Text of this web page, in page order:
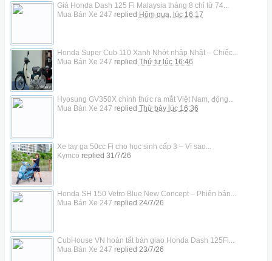
Giá Honda Dash 125 Fi Malaysia tháng 8 chỉ từ 74...
Mua Bán Xe 247 replied Hôm qua, lúc 16:17
Honda Super Cub 110 Xanh Nhớt nhập Nhật – Chiếc...
Mua Bán Xe 247 replied Thứ tư lúc 16:46
Hyosung GV350X chính thức ra mắt Việt Nam, động...
Mua Bán Xe 247 replied Thứ bảy lúc 16:36
Xe tay ga 50cc Fi cho học sinh cấp 3 – Vì sao...
Kymco replied 31/7/26
Honda SH 150 Vetro Blue New Concept – Phiên bản...
Mua Bán Xe 247 replied 24/7/26
CubHouse VN hoàn tất bàn giao Honda Dash 125Fi...
Mua Bán Xe 247 replied 23/7/26